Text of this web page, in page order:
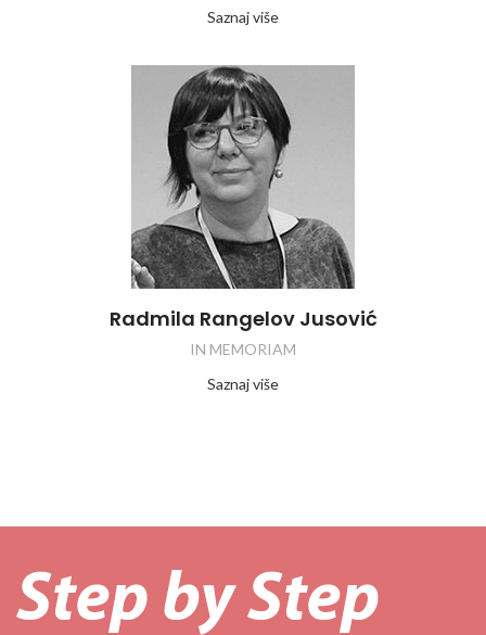
Saznaj više
Radmila Rangelov Jusović
IN MEMORIAM
Saznaj više